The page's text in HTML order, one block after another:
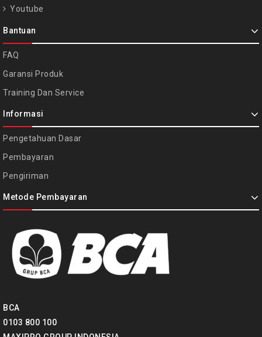
Youtube
Bantuan
FAQ
Garansi Produk
Training Dan Service
Informasi
Pengetahuan Dasar
Pembayaran
Pengiriman
Metode Pembayaran
BCA
0103 800 100